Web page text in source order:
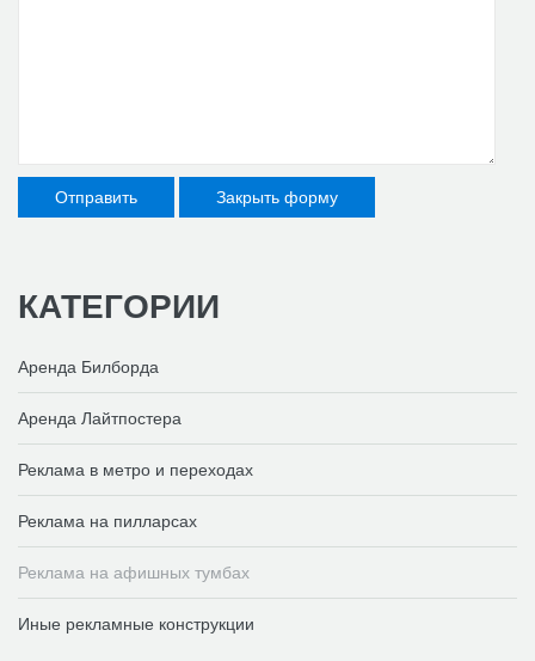
Отправить Закрыть форму
КАТЕГОРИИ
Аренда Билборда
Аренда Лайтпостера
Реклама в метро и переходах
Реклама на пилларсах
Реклама на афишных тумбах
Иные рекламные конструкции